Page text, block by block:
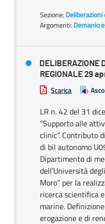
Sezione:
Argomenti: Demanio
DELIBERAZIONE
REGIONALE 29
Scarica
LR n. 42 del 31
“Supporto alle
clinic”. Contributo
di bil autonomo
Dipartimento di
dell’Università
Moro” per la
ricerca scientifica
marine.
erogazione e di